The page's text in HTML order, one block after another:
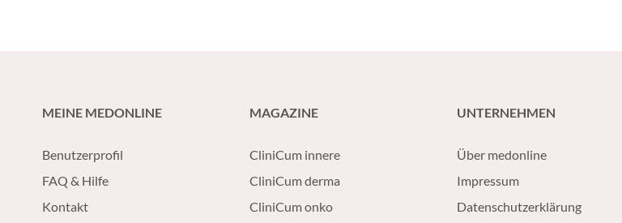
MEINE MEDONLINE
Benutzerprofil
FAQ & Hilfe
Kontakt
MAGAZINE
CliniCum innere
CliniCum derma
CliniCum onko
UNTERNEHMEN
Über medonline
Impressum
Datenschutzerklärung